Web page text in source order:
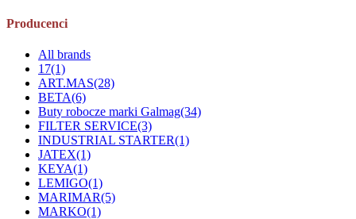
Producenci
All brands
17(1)
ART.MAS(28)
BETA(6)
Buty robocze marki Galmag(34)
FILTER SERVICE(3)
INDUSTRIAL STARTER(1)
JATEX(1)
KEYA(1)
LEMIGO(1)
MARIMAR(5)
MARKO(1)